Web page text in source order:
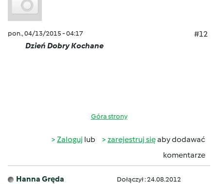
pon., 04/13/2015 - 04:17
#12
Dzień Dobry Kochane
Góra strony
Zaloguj lub zarejestruj sięaby dodawać
komentarze
Hanna Gręda Dołączył : 24.08.2012